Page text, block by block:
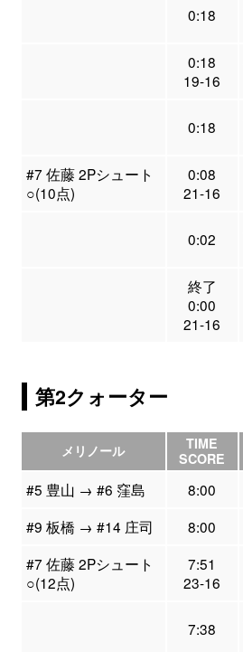
0:18
0:18
19-16
0:18
#7 佐藤 2Pシュート
○(10点)
0:08
21-16
0:02
終了
0:00
21-16
第2クォーター
メリノール
TIME
SCORE
#5 豊山 → #6 窪島
8:00
#9 板橋 → #14 庄司
8:00
#7 佐藤 2Pシュート
○(12点)
7:51
23-16
7:38